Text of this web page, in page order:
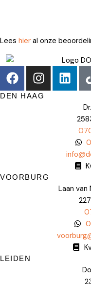
Lees hier al onze
DEN HAAG
VOORBURG
Laan van
LEIDEN